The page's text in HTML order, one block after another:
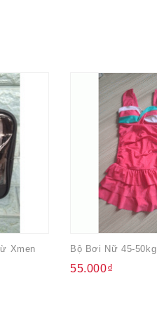
Xmen Bộ Bơi Nữ 45-50kg
55.000₫